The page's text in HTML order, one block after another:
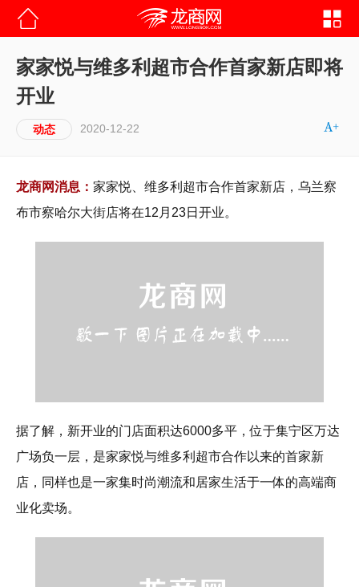
家家悦与维多利超市合作首家新店即将
开业
动态 2020-12-22
龙商网消息： 家家悦、维多利超市合作首家新店，乌兰察
布市察哈尔大街店将在12月23日开业。
据了解，新开业的门店面积达6000多平，位于集宁区万达
广场负一层，是家家悦与维多利超市合作以来的首家新
店，同样也是一家集时尚潮流和居家生活于一体的高端商
业化卖场。